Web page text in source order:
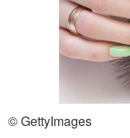
© GettyImages